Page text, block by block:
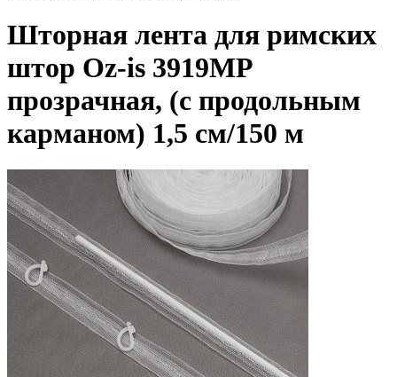
Шторная лента для римских
штор Oz-is 3919MP
прозрачная, (с продольным
карманом) 1,5 см/150 м